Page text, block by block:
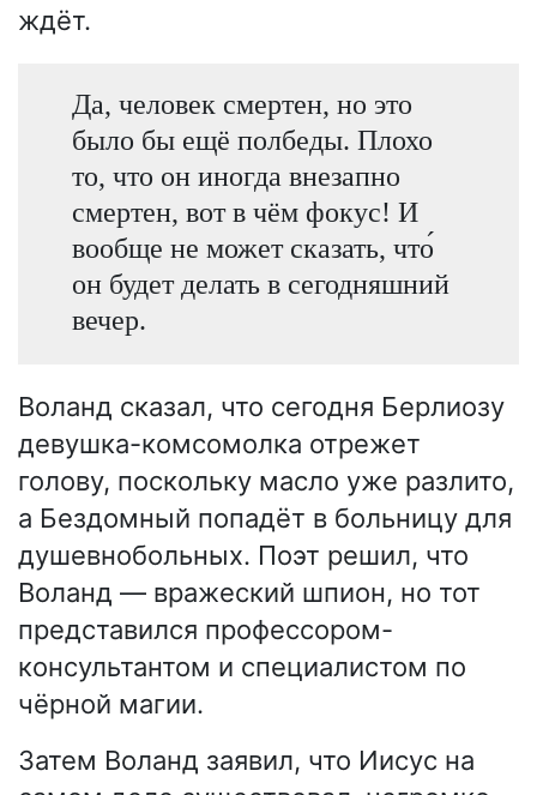
ждёт.
Да, человек смертен, но это
было бы ещё полбеды. Плохо
то, что он иногда внезапно
смертен, вот в чём фокус! И
вообще не может сказать, что́
он будет делать в сегодняшний
вечер.
Воланд сказал, что сегодня Берлиозу
девушка-комсомолка отрежет
голову, поскольку масло уже разлито,
а Бездомный попадёт в больницу для
душевнобольных. Поэт решил, что
Воланд — вражеский шпион, но тот
представился профессором-
консультантом и специалистом по
чёрной магии.
Затем Воланд заявил, что Иисус на